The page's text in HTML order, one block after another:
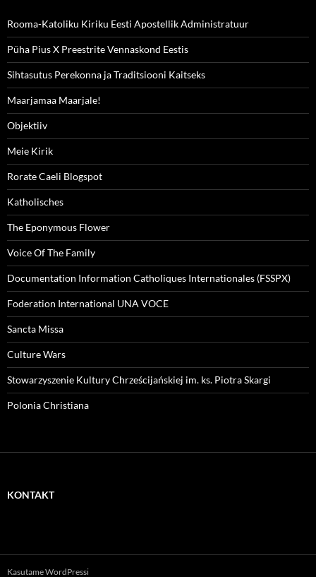
Rooma-Katoliku Kiriku Eesti Apostellik Administratuur
Püha Pius X Preestrite Vennaskond Eestis
Sihtasutus Perekonna ja Traditsiooni Kaitseks
Maarjamaa Maarjale!
Objektiiv
Meie Kirik
Rorate Caeli Blogspot
Katholisches
The Eponymous Flower
Voice Of The Family
Documentation Information Catholiques Internationales (FSSPX)
Foderation International UNA VOCE
Sancta Missa
Culture Wars
Stowarzyszenie Kultury Chrześcijańskiej im. ks. Piotra Skargi
Polonia Christiana
KONTAKT
Kasutame WordPressi